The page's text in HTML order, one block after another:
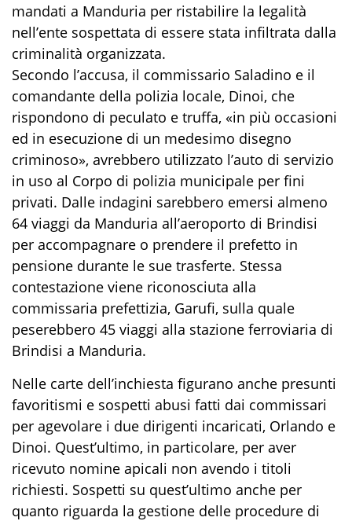
mandati a Manduria per ristabilire la legalità
nell’ente sospettata di essere stata infiltrata dalla
criminalità organizzata.
Secondo l’accusa, il commissario Saladino e il
comandante della polizia locale, Dinoi, che
rispondono di peculato e truffa, «in più occasioni
ed in esecuzione di un medesimo disegno
criminoso», avrebbero utilizzato l’auto di servizio
in uso al Corpo di polizia municipale per fini
privati. Dalle indagini sarebbero emersi almeno
64 viaggi da Manduria all’aeroporto di Brindisi
per accompagnare o prendere il prefetto in
pensione durante le sue trasferte. Stessa
contestazione viene riconosciuta alla
commissaria prefettizia, Garufi, sulla quale
peserebbero 45 viaggi alla stazione ferroviaria di
Brindisi a Manduria.
Nelle carte dell’inchiesta figurano anche presunti
favoritismi e sospetti abusi fatti dai commissari
per agevolare i due dirigenti incaricati, Orlando e
Dinoi. Quest’ultimo, in particolare, per aver
ricevuto nomine apicali non avendo i titoli
richiesti. Sospetti su quest’ultimo anche per
quanto riguarda la gestione delle procedure di